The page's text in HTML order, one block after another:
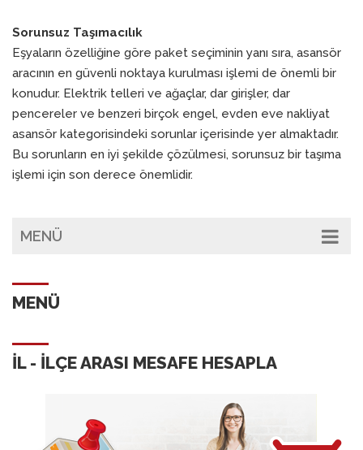
Sorunsuz Taşımacılık
Eşyaların özelliğine göre paket seçiminin yanı sıra, asansör
aracının en güvenli noktaya kurulması işlemi de önemli bir
konudur. Elektrik telleri ve ağaçlar, dar girişler, dar
pencereler ve benzeri birçok engel, evden eve nakliyat
asansör kategorisindeki sorunlar içerisinde yer almaktadır.
Bu sorunların en iyi şekilde çözülmesi, sorunsuz bir taşıma
işlemi için son derece önemlidir.
MENÜ
MENÜ
İL - İLÇE ARASI MESAFE HESAPLA